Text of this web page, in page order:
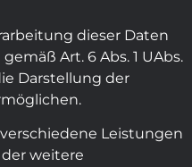
dieser Daten
Art. 6 Abs. 1 UAbs.
Darstellung der
Leistungen
weitere